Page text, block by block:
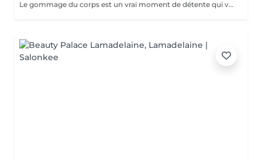
Le gommage du corps est un vrai moment de détente qui va permettre à la peau de se débarrasser de ses inégalités et de retrouver une peau toute douce. Ce soin est parfait juste avant d'aller au soleil pour permettre à la peau de mieux bronzer.